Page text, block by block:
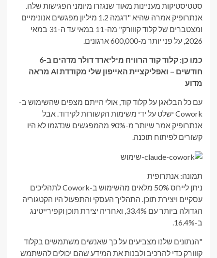
סטטיסטיקות מעניינות מאוד שנגזרו מיומני הפגישות שלה.
אנתרופיק אמרה שהיא "דגמה 1.2 מיליון מפגשים אנונימיים
ומצטברים של קלוד קווורק" מה-11 במאי עד ה-31 במאי
2026, על פני יותר מ-600,000 ארגונים.
כמו כן: קלוד קוד הרוויח מיליארד דולר מדהים ב-6
חודשים – ואפליקציית האייפון שלי מקודדת AI מראה
מדוע
עם כל הבלאגן על קלוד קוד, אולי הייתם מצפים שהשימוש ב-
Cowork ישלט על ידי משימות הקשורות לקידוד. אבל
אנתרופיק אמר שיותר מ-90% מהמפגשים שנדגמו לא היו
קשורים לפיתוח תוכנה.
תמונה: אנתרופית
ניתן לייחס 50% מלאים מהשימוש ב-Cowork לתהליכים
עסקיים ויצירת תוכן. התהליך העסקי והתפעול היו הקטגוריה
הגדולה ביותר עם 33.4%, ואחריה יצירת תוכן וקפירייטינג
ב-16.4%.
"הנתונים שלנו מצביעים על כך שאנשים משתמשים בקלוד
קווורק כדי להרכיב ולבנות את המידע שהם יכולים להשתמש